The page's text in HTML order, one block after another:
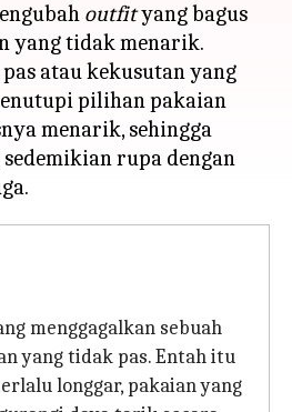
outfityang bagus
yang tidak menarik.
atau kekusutan yang
pilihan pakaian
menarik, sehingga
rupa dengan
menggagalkan sebuah
yang tidak pas. Entah itu
longgar, pakaian yang